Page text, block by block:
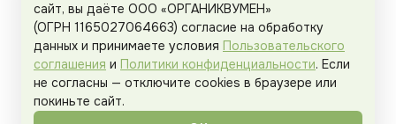
Пользовательское соглашение
Organicwoman.ru . Все права защищены.
сайт, вы даёте ООО «ОРГАНИКВУМЕН»
(ОГРН 1165027064663) согласие на обработку
данных и принимаете условия Пользовательского
соглашения и Политики конфиденциальности. Если
не согласны — отключите cookies в браузере или
покиньте сайт.